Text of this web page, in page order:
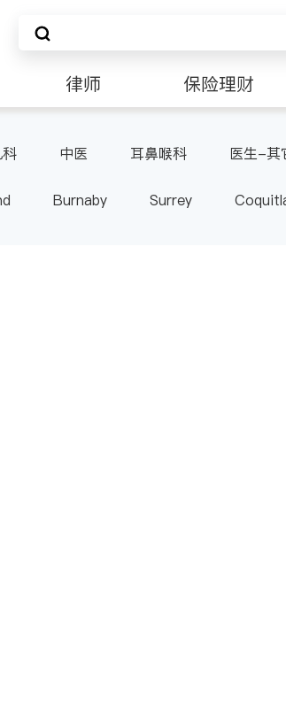
律师 保险理财
科 中医 耳鼻喉科 医生-其
Burnaby Surrey